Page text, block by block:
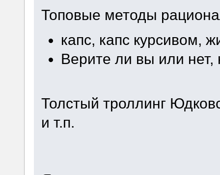
Топовые методы
капс, капс курсивом,
Верите ли вы или нет,
Толстый троллинг
и т.п.